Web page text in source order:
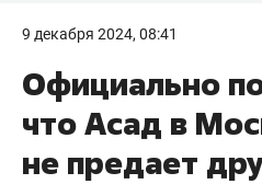
9 декабря 2024, 08:41
Официально
что Асад в
не предает